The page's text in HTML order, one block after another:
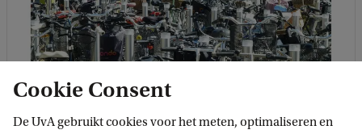
Cookie Consent
De UvA gebruikt cookies voor het meten, optimaliseren en